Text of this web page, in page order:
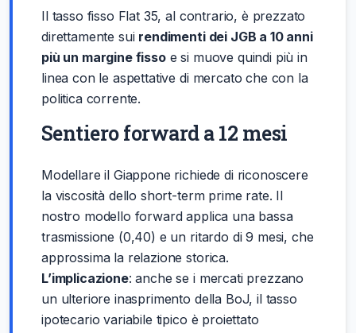
Il tasso fisso Flat 35, al contrario, è prezzato
direttamente sui rendimenti dei JGB a 10 anni
più un margine fissoe si muove quindi più in
linea con le aspettative di mercato che con la
politica corrente.
Sentiero forward a 12 mesi
Modellare il Giappone richiede di riconoscere
la viscosità dello short-term prime rate. Il
nostro modello forward applica una bassa
trasmissione (0,40) e un ritardo di 9 mesi, che
approssima la relazione storica.
L’implicazione: anche se i mercati prezzano
un ulteriore inasprimento della BoJ, il tasso
ipotecario variabile tipico è proiettato